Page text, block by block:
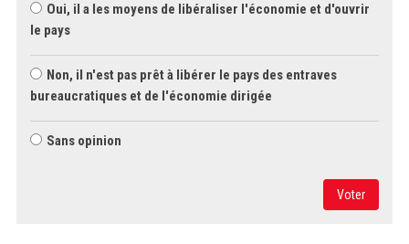
Oui, il a les moyens de libéraliser l'économie et d'ouvrir
le pays
Non, il n'est pas prêt à libérer le pays des entraves
bureaucratiques et de l'économie dirigée
Sans opinion
Voter